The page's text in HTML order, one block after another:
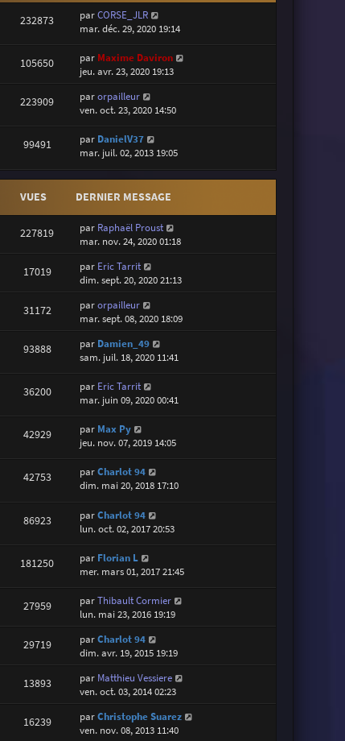
232873 parCORSE_JLR
mar. déc. 29, 2020 19:14
105650 par Maxime Daviron
jeu. avr. 23, 2020 19:13
223909 parorpailleur
ven. oct. 23, 2020 14:50
99491 par DanielV37
mar. juil. 02, 2013 19:05
VUES DERNIER MESSAGE
227819 par Raphaël Proust
mar. nov. 24, 2020 01:18
17019 par Eric Tarrit
dim. sept. 20, 2020 21:13
31172 parorpailleur
mar. sept. 08, 2020 18:09
93888 par Damien_49
sam. juil. 18, 2020 11:41
36200 par Eric Tarrit
mar. juin 09, 2020 00:41
42929 par Max Py
jeu. nov. 07, 2019 14:05
42753 parCharlot 94
dim. mai 20, 2018 17:10
86923 parCharlot 94
lun. oct. 02, 2017 20:53
181250 par Florian L
mer. mars 01, 2017 21:45
27959 parThibault Cormier
lun. mai 23, 2016 19:19
29719 parCharlot 94
dim. avr. 19, 2015 19:19
13893 par Matthieu Vessiere
ven. oct. 03, 2014 02:23
16239 parChristophe Suarez
ven. nov. 08, 2013 11:40